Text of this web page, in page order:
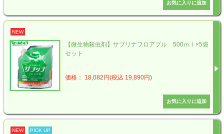
NEW
【微生物殺虫剤】サブリナフロアブル 500ｍｌ×5袋
セット
価格： 18,082円(税込 19,890円)
NEW PICK UP